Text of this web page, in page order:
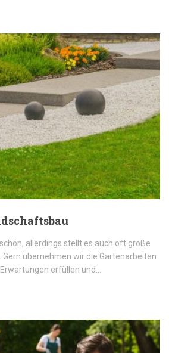
allerdings stellt es auch oft große
übernehmen wir die Gartenarbeiten
erfüllen und…